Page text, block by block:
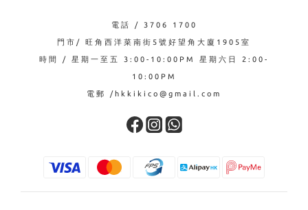
電話 / 3706 1700
門市/ 旺角西洋菜南街5號好望角大廈1905室
時間 / 星期一至五 3:00-10:00PM 星期六日 2:00-
10:00PM
電郵 /hkkikico@gmail.com